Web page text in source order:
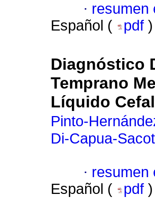
· resumen
Español (
pdf )
Diagnóstico
Temprano
Líquido
Pinto-
Di-Capua-
· resumen
Español (
pdf )